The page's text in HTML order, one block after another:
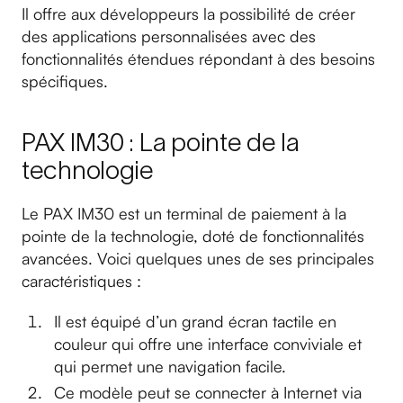
Il offre aux développeurs la possibilité de créer
des applications personnalisées avec des
fonctionnalités étendues répondant à des besoins
spécifiques.
PAX IM30 : La pointe de la
technologie
Le PAX IM30 est un terminal de paiement à la
pointe de la technologie, doté de fonctionnalités
avancées. Voici quelques unes de ses principales
caractéristiques :
Il est équipé d’un grand écran tactile en
couleur qui offre une interface conviviale et
qui permet une navigation facile.
Ce modèle peut se connecter à Internet via